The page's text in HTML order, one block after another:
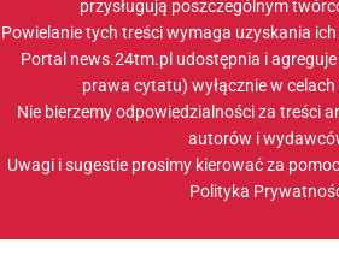
przysługują poszczególnym
Powielanie tych treści wymaga uzyskania
Portal news.24tm.pl udostępnia i
prawa cytatu) wyłącznie w
Nie bierzemy odpowiedzialności za treści
autorów i
Uwagi i sugestie prosimy kierować za
Polityka